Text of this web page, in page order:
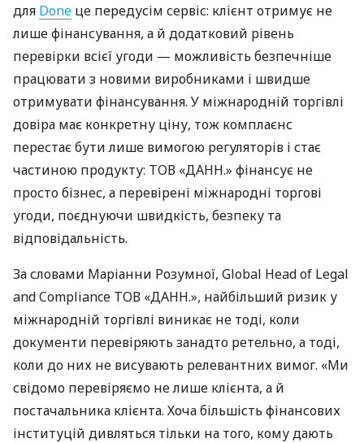
для Done це передусім сервіс: клієнт отримує не
лише фінансування, а й додатковий рівень
перевірки всієї угоди — можливість безпечніше
працювати з новими виробниками і швидше
отримувати фінансування. У міжнародній торгівлі
довіра має конкретну ціну, тож комплаєнс
перестає бути лише вимогою регуляторів і стає
частиною продукту: ТОВ «ДАНН.» фінансує не
просто бізнес, а перевірені міжнародні торгові
угоди, поєднуючи швидкість, безпеку та
відповідальність.
За словами Маріанни Розумної, Global Head of Legal
and Compliance ТОВ «ДАНН.», найбільший ризик у
міжнародній торгівлі виникає не тоді, коли
документи перевіряють занадто ретельно, а тоді,
коли до них не висувають релевантних вимог. «Ми
свідомо перевіряємо не лише клієнта, а й
постачальника клієнта. Хоча більшість фінансових
інституцій дивляться тільки на того, кому дають